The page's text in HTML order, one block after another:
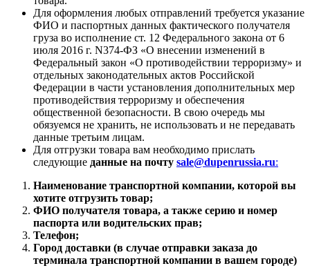
Для оформления любых отправлений требуется указание
ФИО и паспортных данных фактического получателя
груза во исполнение ст. 12 Федерального закона от 6
июля 2016 г. N374-ФЗ «О внесении изменений в
Федеральный закон «О противодействии терроризму» и
отдельных законодательных актов Российской
Федерации в части установления дополнительных мер
противодействия терроризму и обеспечения
общественной безопасности. В свою очередь мы
обязуемся не хранить, не использовать и не передавать
данные третьим лицам.
Для отгрузки товара вам необходимо прислать
следующие данные на почту sale@dupenrussia.ru:
Наименование транспортной компании, которой вы
хотите отгрузить товар;
ФИО получателя товара, а также серию и номер
паспорта или водительских прав;
Телефон;
Город доставки (в случае отправки заказа до
терминала транспортной компании в вашем городе)